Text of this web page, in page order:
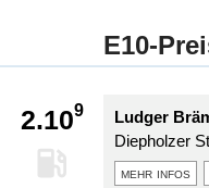
E10-
2.109
Ludger
Diepholzer
mehr infos